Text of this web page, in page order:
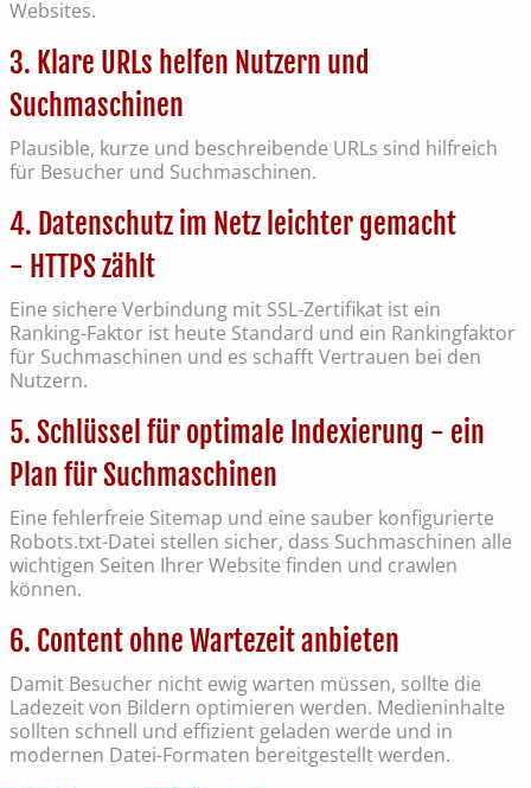
Websites.
3. Klare URLs helfen Nutzern und
Suchmaschinen
Plausible, kurze und beschreibende URLs sind hilfreich
für Besucher und Suchmaschinen.
4. Datenschutz im Netz leichter gemacht
- HTTPS zählt
Eine sichere Verbindung mit SSL-Zertifikat ist ein
Ranking-Faktor ist heute Standard und ein Rankingfaktor
für Suchmaschinen und es schafft Vertrauen bei den
Nutzern.
5. Schlüssel für optimale Indexierung - ein
Plan für Suchmaschinen
Eine fehlerfreie Sitemap und eine sauber konfigurierte
Robots.txt-Datei stellen sicher, dass Suchmaschinen alle
wichtigen Seiten Ihrer Website finden und crawlen
können.
6. Content ohne Wartezeit anbieten
Damit Besucher nicht ewig warten müssen, sollte die
Ladezeit von Bildern optimieren werden. Medieninhalte
sollten schnell und effizient geladen werde und in
modernen Datei-Formaten bereitgestellt werden.